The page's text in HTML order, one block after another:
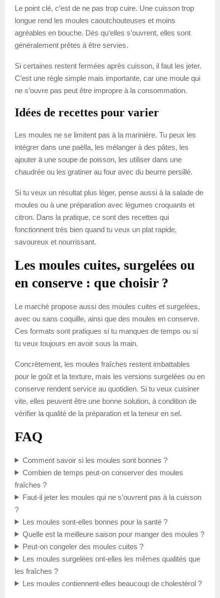
Le point clé, c’est de ne pas trop cuire. Une cuisson trop
longue rend les moules caoutchouteuses et moins
agréables en bouche. Dès qu’elles s’ouvrent, elles sont
généralement prêtes à être servies.
Si certaines restent fermées après cuisson, il faut les jeter.
C’est une règle simple mais importante, car une moule qui
ne s’ouvre pas peut être impropre à la consommation.
Idées de recettes pour varier
Les moules ne se limitent pas à la marinière. Tu peux les
intégrer dans une paëlla, les mélanger à des pâtes, les
ajouter à une soupe de poisson, les utiliser dans une
chaudrée ou les gratiner au four avec du beurre persillé.
Si tu veux un résultat plus léger, pense aussi à la salade de
moules ou à une préparation avec légumes croquants et
citron. Dans la pratique, ce sont des recettes qui
fonctionnent très bien quand tu veux un plat rapide,
savoureux et nourrissant.
Les moules cuites, surgelées ou
en conserve : que choisir ?
Le marché propose aussi des moules cuites et surgelées,
avec ou sans coquille, ainsi que des moules en conserve.
Ces formats sont pratiques si tu manques de temps ou si
tu veux toujours en avoir sous la main.
Concrètement, les moules fraîches restent imbattables
pour le goût et la texture, mais les versions surgelées ou en
conserve rendent service au quotidien. Si tu veux cuisiner
vite, elles peuvent être une bonne solution, à condition de
vérifier la qualité de la préparation et la teneur en sel.
FAQ
Comment savoir si les moules sont bonnes ?
Combien de temps peut-on conserver des moules
fraîches ?
Faut-il jeter les moules qui ne s’ouvrent pas à la cuisson
?
Les moules sont-elles bonnes pour la santé ?
Quelle est la meilleure saison pour manger des moules ?
Peut-on congeler des moules cuites ?
Les moules surgelées ont-elles les mêmes qualités que
les fraîches ?
Les moules contiennent-elles beaucoup de cholestérol ?